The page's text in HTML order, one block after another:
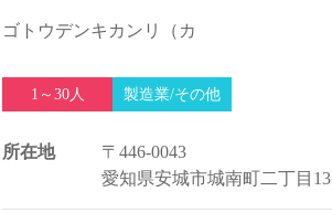
ゴトウデンキカンリ（カ
1～30人 製造業/その他
所在地
〒446-0043
愛知県安城市城南町二丁目